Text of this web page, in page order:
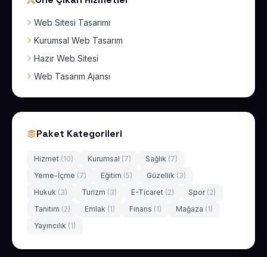
Web Sitesi Tasarımı
Kurumsal Web Tasarım
Hazır Web Sitesi
Web Tasarım Ajansı
Paket Kategorileri
Hizmet (10) Kurumsal (7) Sağlık (7)
Yeme-İçme (7) Eğitim (5) Güzellik (3)
Hukuk (3) Turizm (3) E-Ticaret (2) Spor (2)
Tanıtım (2) Emlak (1) Finans (1) Mağaza (1)
Yayıncılık (1)